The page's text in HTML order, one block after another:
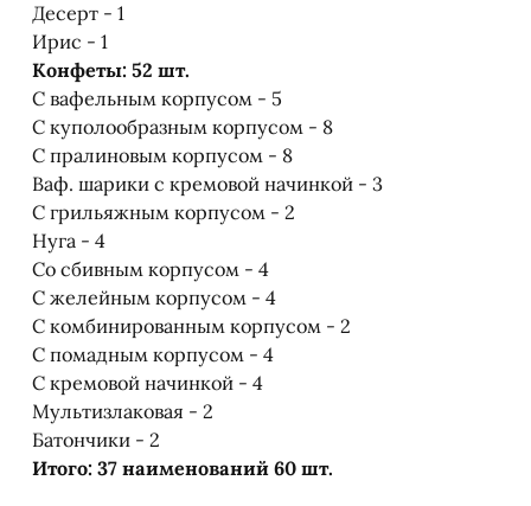
Десерт - 1
Ирис - 1
Конфеты: 52 шт.
С вафельным корпусом - 5
С куполообразным корпусом - 8
С пралиновым корпусом - 8
Ваф. шарики с кремовой начинкой - 3
С грильяжным корпусом - 2
Нуга - 4
Со сбивным корпусом - 4
С желейным корпусом - 4
С комбинированным корпусом - 2
С помадным корпусом - 4
С кремовой начинкой - 4
Мультизлаковая - 2
Батончики - 2
Итого: 37 наименований 60 шт.